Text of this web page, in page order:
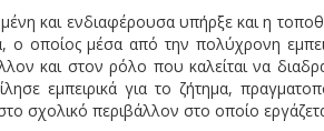
και ενδιαφέρουσα υπήρξε και η
ο οποίος μέσα από την πολύχρονη
και στον ρόλο που καλείται να
εμπειρικά για το ζήτημα,
σχολικό περιβάλλον στο οποίο